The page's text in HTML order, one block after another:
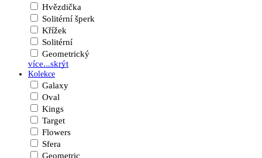
Hvězdička
Solitérní šperk
Křížek
Solitérní
Geometrický
více...skrýt
Kolekce
Galaxy
Oval
Kings
Target
Flowers
Sfera
Geometric